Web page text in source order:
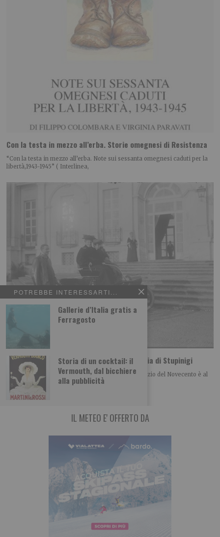
POTREBBE INTERESSARTI...
Gallerie d’Italia gratis a
Ferragosto
Storia di un cocktail: il
Vermouth, dal bicchiere
alla pubblicità
Con la testa in mezzo all’erba. Storie omegnesi di Resistenza
“Con la testa in mezzo all’erba. Note sui sessanta omegnesi caduti per la
libertà,1943-1945” ( Interlinea,
Le reali villeggiature alla Palazzina di Caccia di Stupinigi
Domenica 9 agosto, ore 15.45 La vita di corte all’inizio del Novecento è al
centro della
IL METEO E' OFFERTO DA